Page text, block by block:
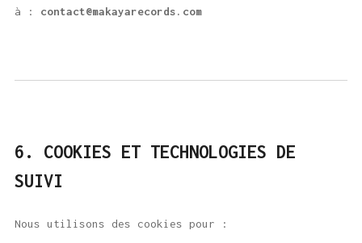
à : contact@makayarecords.com
6. COOKIES ET TECHNOLOGIES DE
SUIVI
Nous utilisons des cookies pour :